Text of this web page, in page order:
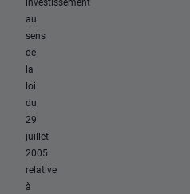
au
sens
de
la
loi
du
29
juillet
2005
relative
à